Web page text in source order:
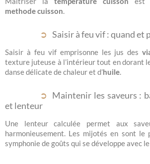
methode cuisson
Saisir à feu vif : quand et
Saisir à feu vif emprisonne les jus des
texture juteuse à l’intérieur tout en dorant
danse délicate de chaleur et d’huile
Maintenir les saveurs :
et lenteur
Une lenteur calculée permet aux
harmonieusement. Les mijotés en sont le
symphonie de goûts qui se développe avec le